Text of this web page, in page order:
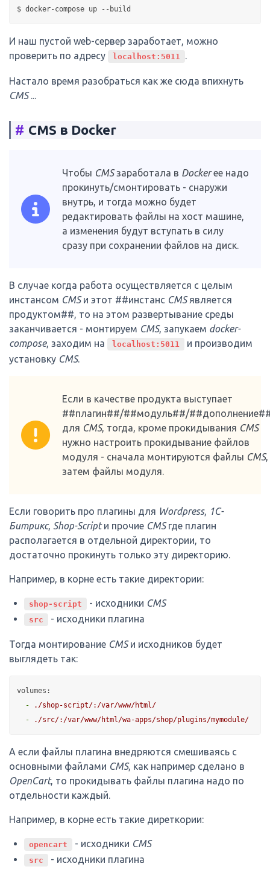
И наш пустой web-сервер заработает, можно
проверить по адресу
localhost:5011
Настало время разобраться как же сюда впихнуть
CMS...
# CMS в Docker
Чтобы CMSзаработала в Dockerее надо
прокинуть/смонтировать - снаружи
внутрь, и тогда можно будет
редактировать файлы на хост машине,
а изменения будут вступать в силу
сразу при сохранении файлов на диск.
В случае когда работа осуществляется с целым
инстансом CMSи этот ##инстанс CMSявляется
продуктом##, то на этом развертывание среды
заканчивается - монтируем CMS, запукаем docker-
compose, заходим на localhost:5011
и производим
установку CMS.
Если в качестве продукта выступает
##плагин##/##модуль##/
для CMS, тогда, кроме прокидывания CMS
нужно настроить прокидывание файлов
модуля - сначала монтируются файлы CMS,
затем файлы модуля.
Если говорить про плагины для Wordpress, 1С-
Битрикс, Shop-Scriptи прочие CMSгде плагин
располагается в отдельной директории, то
достаточно прокинуть только эту директорию.
Например, в корне есть такие директории:
shop-script - исходники CMS
src - исходники плагина
Тогда монтирование CMSи исходников будет
выглядеть так:
volumes:
-
./shop-script/:/var/www/html/
-
./src/:/var/www/html/wa-apps/shop/plugins/mymodule/
А если файлы плагина внедряются смешиваясь с
основными файлами CMS, как например сделано в
OpenCart, то прокидывать файлы плагина надо по
отдельности каждый.
Например, в корне есть такие диреткории:
opencart - исходники CMS
src - исходники плагина